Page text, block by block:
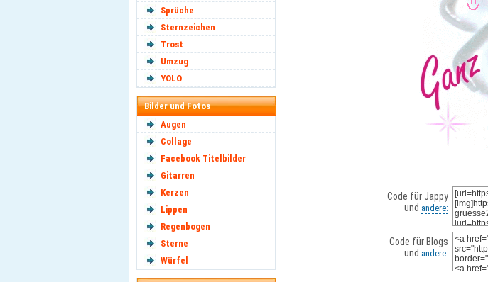
Sprüche
Sternzeichen
Trost
Umzug
YOLO
Bilder und Fotos
Augen
Collage
Facebook Titelbilder
Gitarren
Kerzen
Lippen
Regenbogen
Sterne
Würfel
Code für Jappy
und andere:
Code für Blogs
und andere: